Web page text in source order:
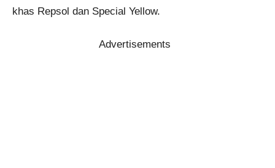
khas Repsol dan Special Yellow.
Advertisements